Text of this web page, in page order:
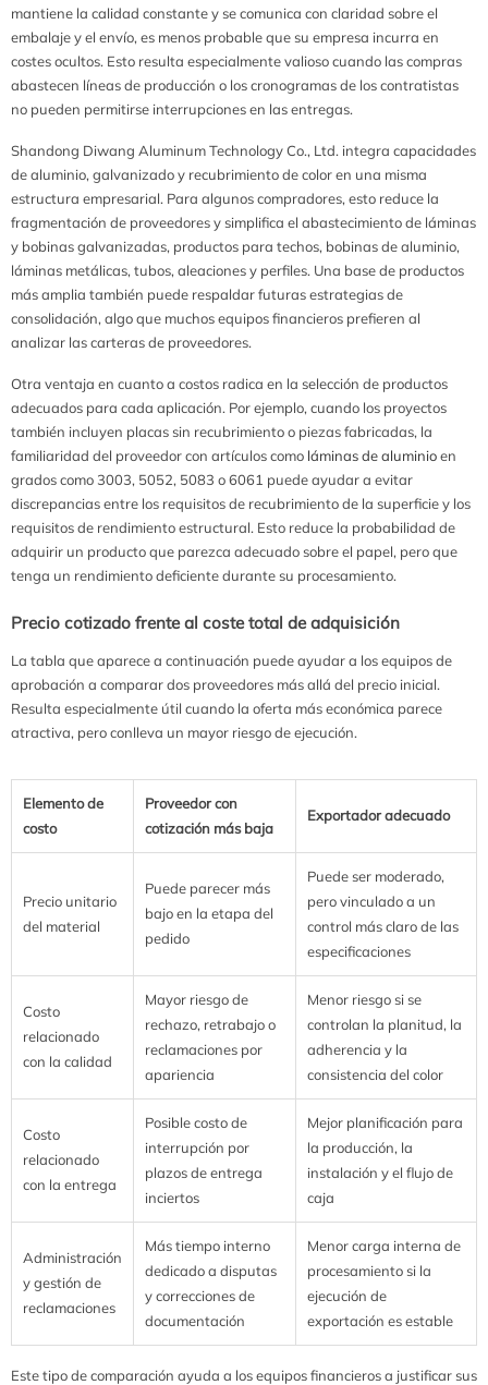
mantiene la calidad constante y se comunica con claridad sobre el
embalaje y el envío, es menos probable que su empresa incurra en
costes ocultos. Esto resulta especialmente valioso cuando las compras
abastecen líneas de producción o los cronogramas de los contratistas
no pueden permitirse interrupciones en las entregas.
Shandong Diwang Aluminum Technology Co., Ltd. integra capacidades
de aluminio, galvanizado y recubrimiento de color en una misma
estructura empresarial. Para algunos compradores, esto reduce la
fragmentación de proveedores y simplifica el abastecimiento de láminas
y bobinas galvanizadas, productos para techos, bobinas de aluminio,
láminas metálicas, tubos, aleaciones y perfiles. Una base de productos
más amplia también puede respaldar futuras estrategias de
consolidación, algo que muchos equipos financieros prefieren al
analizar las carteras de proveedores.
Otra ventaja en cuanto a costos radica en la selección de productos
adecuados para cada aplicación. Por ejemplo, cuando los proyectos
también incluyen placas sin recubrimiento o piezas fabricadas, la
familiaridad del proveedor con artículos como láminas de aluminioen
grados como 3003, 5052, 5083 o 6061 puede ayudar a evitar
discrepancias entre los requisitos de recubrimiento de la superficie y los
requisitos de rendimiento estructural. Esto reduce la probabilidad de
adquirir un producto que parezca adecuado sobre el papel, pero que
tenga un rendimiento deficiente durante su procesamiento.
Precio cotizado frente al coste total de adquisición
La tabla que aparece a continuación puede ayudar a los equipos de
aprobación a comparar dos proveedores más allá del precio inicial.
Resulta especialmente útil cuando la oferta más económica parece
atractiva, pero conlleva un mayor riesgo de ejecución.
Elemento de
costo
Proveedor con
cotización más baja
Exportador adecuado
Precio unitario
del material
Puede parecer más
bajo en la etapa del
pedido
Puede ser moderado,
pero vinculado a un
control más claro de las
especificaciones
Costo
relacionado
con la calidad
Mayor riesgo de
rechazo, retrabajo o
reclamaciones por
apariencia
Menor riesgo si se
controlan la planitud, la
adherencia y la
consistencia del color
Costo
relacionado
con la entrega
Posible costo de
interrupción por
plazos de entrega
inciertos
Mejor planificación para
la producción, la
instalación y el flujo de
caja
Administración
y gestión de
reclamaciones
Más tiempo interno
dedicado a disputas
y correcciones de
documentación
Menor carga interna de
procesamiento si la
ejecución de
exportación es estable
Este tipo de comparación ayuda a los equipos financieros a justificar sus